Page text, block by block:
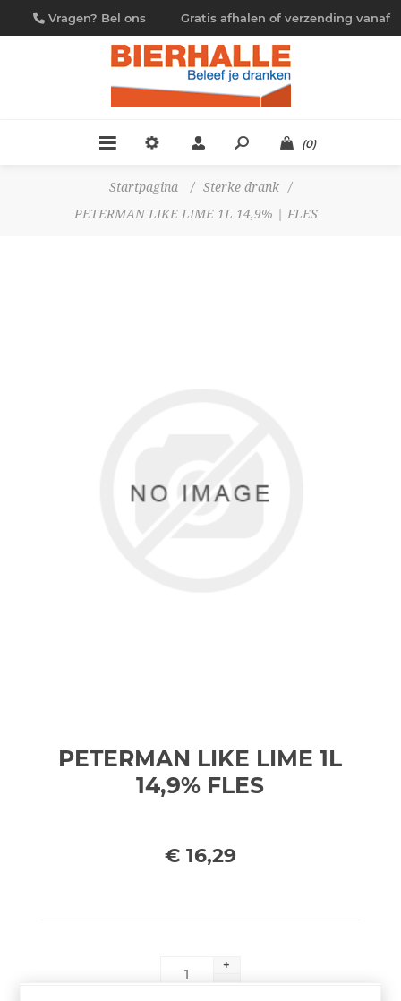
Vragen? Bel ons
09/230.88.44
Gratis afhalen of verzending vanaf
€ 4,95
(0)
Startpagina / Sterke drank
/
PETERMAN LIKE LIME 1L 14,9% | FLES
PETERMAN LIKE LIME 1L
14,9% FLES
€ 16,29
+